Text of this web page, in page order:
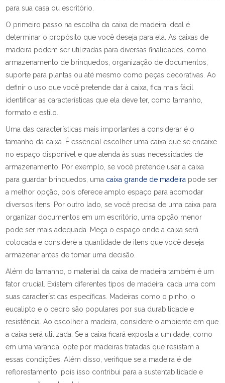
para sua casa ou escritório.
O primeiro passo na escolha da caixa de madeira ideal é
determinar o propósito que você deseja para ela. As caixas de
madeira podem ser utilizadas para diversas finalidades, como
armazenamento de brinquedos, organização de documentos,
suporte para plantas ou até mesmo como peças decorativas. Ao
definir o uso que você pretende dar à caixa, fica mais fácil
identificar as características que ela deve ter, como tamanho,
formato e estilo.
Uma das características mais importantes a considerar é o
tamanho da caixa. É essencial escolher uma caixa que se encaixe
no espaço disponível e que atenda às suas necessidades de
armazenamento. Por exemplo, se você pretende usar a caixa
para guardar brinquedos, uma caixa grande de madeira pode ser
a melhor opção, pois oferece amplo espaço para acomodar
diversos itens. Por outro lado, se você precisa de uma caixa para
organizar documentos em um escritório, uma opção menor
pode ser mais adequada. Meça o espaço onde a caixa será
colocada e considere a quantidade de itens que você deseja
armazenar antes de tomar uma decisão.
Além do tamanho, o material da caixa de madeira também é um
fator crucial. Existem diferentes tipos de madeira, cada uma com
suas características específicas. Madeiras como o pinho, o
eucalipto e o cedro são populares por sua durabilidade e
resistência. Ao escolher a madeira, considere o ambiente em que
a caixa será utilizada. Se a caixa ficará exposta a umidade, como
em uma varanda, opte por madeiras tratadas que resistam a
essas condições. Além disso, verifique se a madeira é de
reflorestamento, pois isso contribui para a sustentabilidade e